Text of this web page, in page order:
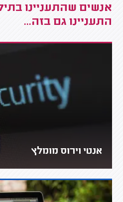
אנשים שהתעניינו
התעניינו גם בזה...
אנטי וירוס מומלץ